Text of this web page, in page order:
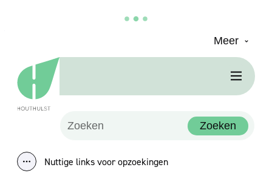
Meer
Houthulst
Waarmee kunnen we jou helpen?
Zoeken
Toon alle broodkruimel items
Nuttige links voor opzoekingen